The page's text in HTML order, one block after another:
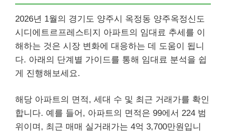
2026년 1월의 경기도 양주시 옥정동 양주옥정신도
시디에트르프레스티지 아파트의 임대료 추세를 이
해하는 것은 시장 변화에 대응하는 데 도움이 됩니
다. 아래의 단계별 가이드를 통해 임대료 분석을 쉽
게 진행해보세요.
해당 아파트의 면적, 세대 수 및 최근 거래가를 확인
합니다. 예를 들어, 아파트의 면적은 99에서 224 범
위이며, 최근 매매 실거래가는 4억 3,700만원입니